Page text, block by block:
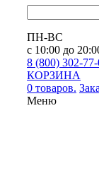
ПН-ВС
с 10:00 до
8 (800) 302-
КОРЗИНА
0 товаров.
Меню